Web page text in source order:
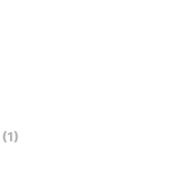
(1)